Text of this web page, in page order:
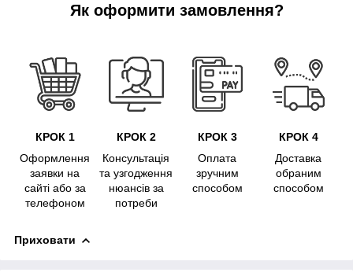
Як оформити замовлення?
КРОК 1
Оформлення
заявки на
сайті або за
телефоном
КРОК 2
Консультація
та узгодження
нюансів за
потреби
КРОК 3
Оплата
зручним
способом
КРОК 4
Доставка
обраним
способом
Приховати